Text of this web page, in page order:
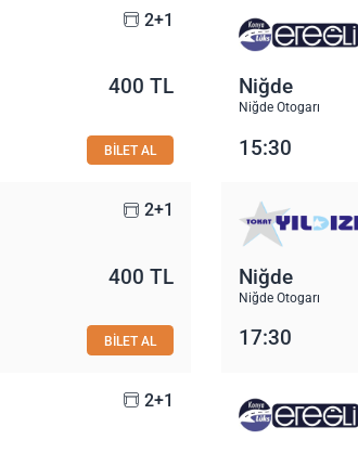
2+1
400 TL
BİLET AL
Niğde
Niğde Otogarı
15:30
2+1
400 TL
BİLET AL
Niğde
Niğde Otogarı
17:30
2+1